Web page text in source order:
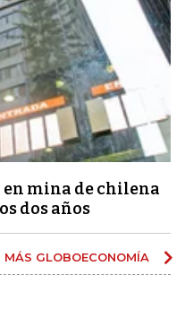
en mina de chilena
dos años
MÁS GLOBOECONOMÍA